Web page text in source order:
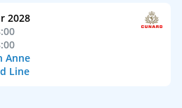
2028
Anne
Line